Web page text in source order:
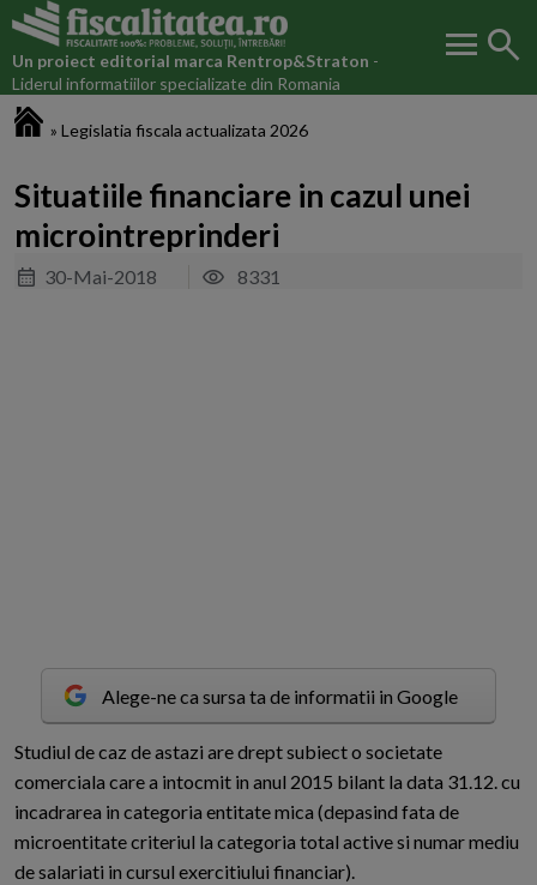
Un proiect editorial marca Rentrop&Straton -
Liderul informatiilor specializate din Romania
menu search
» Legislatia fiscala actualizata 2026
Situatiile financiare in cazul unei
microintreprinderi
30-Mai-2018 8331
Alege-ne ca sursa ta de informatii in Google
Studiul de caz de astazi are drept subiect o societate
comerciala care a intocmit in anul 2015 bilant la data 31.12. cu
incadrarea in categoria entitate mica (depasind fata de
microentitate criteriul la categoria total active si numar mediu
de salariati in cursul exercitiului financiar).